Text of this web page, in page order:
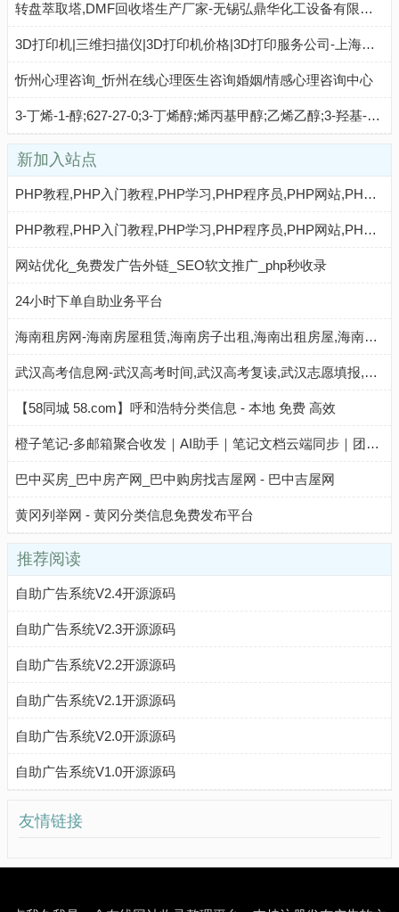
转盘萃取塔,DMF回收塔生产厂家-无锡弘鼎华化工设备有限公司
3D打印机|三维扫描仪|3D打印机价格|3D打印服务公司-上海数造【官网】-上海数造[官网]
忻州心理咨询_忻州在线心理医生咨询婚姻/情感心理咨询中心
3-丁烯-1-醇;627-27-0;3-丁烯醇;烯丙基甲醇;乙烯乙醇;3-羟基-1-丁烯;,价格,生产厂家
新加入站点
PHP教程,PHP入门教程,PHP学习,PHP程序员,PHP网站,PHP视频教程,Mysql教程,CMS教程,AI秒收录 - AI秒收录
PHP教程,PHP入门教程,PHP学习,PHP程序员,PHP网站,PHP视频教程,Mysql教程,CMS教程,AI收录网 - AI收录网
网站优化_免费发广告外链_SEO软文推广_php秒收录
24小时下单自助业务平台
海南租房网-海南房屋租赁,海南房子出租,海南出租房屋,海南房地产中介,海南个人租房信息
武汉高考信息网-武汉高考时间,武汉高考复读,武汉志愿填报,武汉高考分数线,武汉高考成绩查询
【58同城 58.com】呼和浩特分类信息 - 本地 免费 高效
橙子笔记-多邮箱聚合收发｜AI助手｜笔记文档云端同步｜团队与个人高效协作工具
巴中买房_巴中房产网_巴中购房找吉屋网 - 巴中吉屋网
黄冈列举网 - 黄冈分类信息免费发布平台
推荐阅读
自助广告系统V2.4开源源码
自助广告系统V2.3开源源码
自助广告系统V2.2开源源码
自助广告系统V2.1开源源码
自助广告系统V2.0开源源码
自助广告系统V1.0开源源码
友情链接